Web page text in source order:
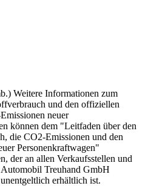
Weitere Informationen zum
und den offiziellen
neuer
können dem "Leitfaden über den
die CO2-Emissionen und den
Personenkraftwagen"
der an allen Verkaufsstellen und
Treuhand GmbH
erhältlich ist.